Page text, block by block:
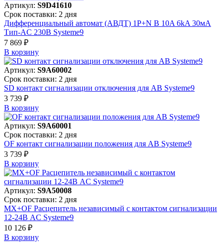
Артикул: S9D41610
Срок поставки: 2 дня
Дифференциальный автомат (АВДТ) 1P+N B 10A 6kA 30мА
Тип-AC 230В Systeme9
7 869 ₽
В корзинy
Артикул: S9A60002
Срок поставки: 2 дня
SD контакт сигнализации отключения для АВ Systeme9
3 739 ₽
В корзинy
Артикул: S9A60001
Срок поставки: 2 дня
OF контакт сигнализации положения для АВ Systeme9
3 739 ₽
В корзинy
Артикул: S9A50008
Срок поставки: 2 дня
MX+OF Расцепитель независимый с контактом сигнализации
12-24В AC Systeme9
10 126 ₽
В корзинy